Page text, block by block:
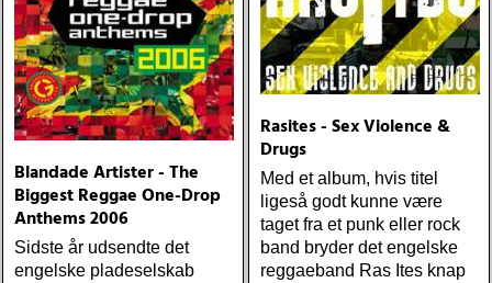
Blandade Artister - The
Biggest Reggae One-Drop
Anthems 2006
Sidste år udsendte det
engelske pladeselskab
Rasites - Sex Violence &
Drugs
Med et album, hvis titel
ligeså godt kunne være
taget fra et punk eller rock
band bryder det engelske
reggaeband Ras Ites knap